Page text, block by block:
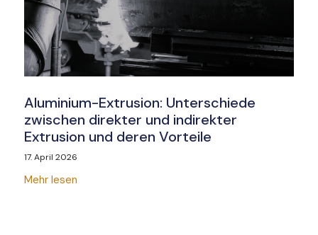
Aluminium-Extrusion: Unterschiede
zwischen direkter und indirekter
Extrusion und deren Vorteile
17. April 2026
Mehr lesen